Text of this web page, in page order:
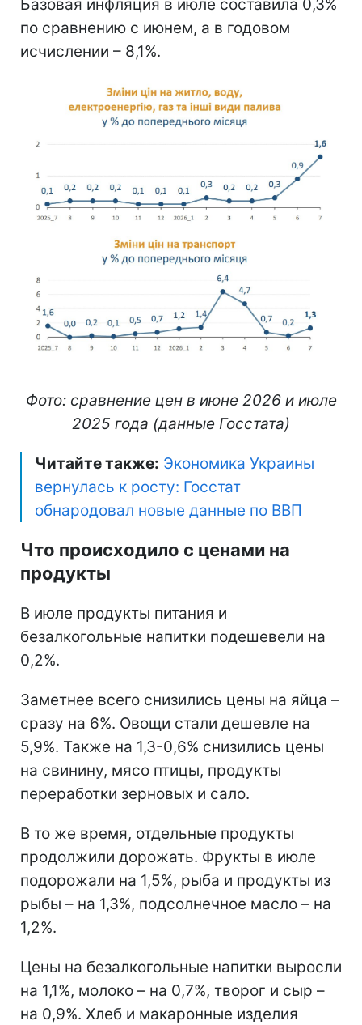
Базовая инфляция в июле составила 0,3%
по сравнению с июнем, а в годовом
исчислении – 8,1%.
Фото: сравнение цен в июне 2026 и июле
2025 года (данные Госстата)
Читайте также: Экономика Украины
вернулась к росту: Госстат
обнародовал новые данные по ВВП
Что происходило с ценами на
продукты
В июле продукты питания и
безалкогольные напитки подешевели на
0,2%.
Заметнее всего снизились цены на яйца –
сразу на 6%. Овощи стали дешевле на
5,9%. Также на 1,3-0,6% снизились цены
на свинину, мясо птицы, продукты
переработки зерновых и сало.
В то же время, отдельные продукты
продолжили дорожать. Фрукты в июле
подорожали на 1,5%, рыба и продукты из
рыбы – на 1,3%, подсолнечное масло – на
1,2%.
Цены на безалкогольные напитки выросли
на 1,1%, молоко – на 0,7%, творог и сыр –
на 0,9%. Хлеб и макаронные изделия